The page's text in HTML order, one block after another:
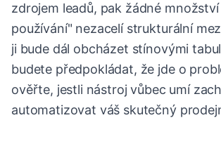
zdrojem leadů, pak žádné množství
používání" nezacelí strukturální
ji bude dál obcházet stínovými
budete předpokládat, že jde o
ověřte, jestli nástroj vůbec umí
automatizovat váš skutečný